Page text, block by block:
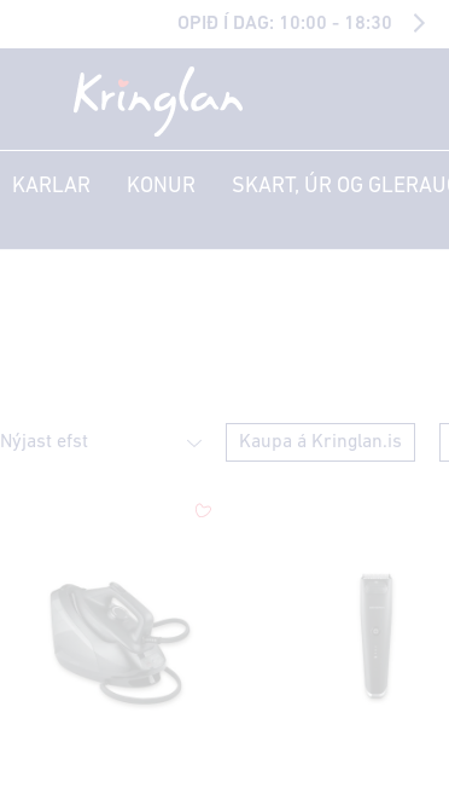
OPIÐ Í DAG: 10:00 - 18:30
KARLAR KONUR SKART, ÚR OG
Kaupa á Kringlan.is